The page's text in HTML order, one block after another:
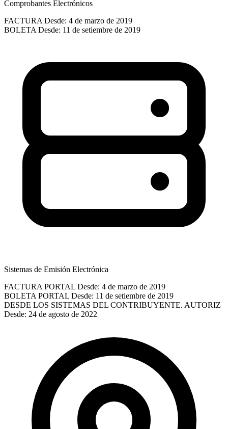
Comprobantes Electrónicos
FACTURA Desde: 4 de marzo de 2019
BOLETA Desde: 11 de setiembre de 2019
Sistemas de Emisión Electrónica
FACTURA PORTAL Desde: 4 de marzo de 2019
BOLETA PORTAL Desde: 11 de setiembre de 2019
DESDE LOS SISTEMAS DEL CONTRIBUYENTE. AUTORIZ
Desde: 24 de agosto de 2022